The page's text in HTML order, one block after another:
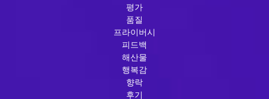
평가
품질
프라이버시
피드백
해산물
행복감
향락
후기